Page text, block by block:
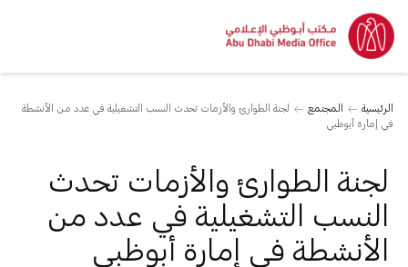
الرئيسية المجتمع
لجنة الطوارئ والأزمات تحدث النسب التشغيلية في عدد من الأنشطة
في إمارة أبوظبي
لجنة الطوارئ والأزمات تحدث
النسب التشغيلية في عدد من
الأنشطة في إمارة أبوظبي